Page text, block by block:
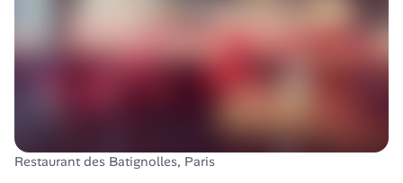
Restaurant des Batignolles, Paris